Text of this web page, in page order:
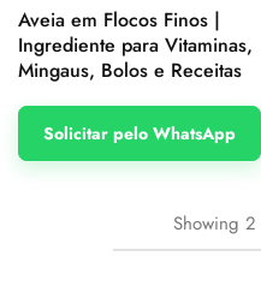
Aveia em Flocos Finos |
Ingrediente para Vitaminas,
Mingaus, Bolos e Receitas
Solicitar pelo WhatsApp
Showing 2